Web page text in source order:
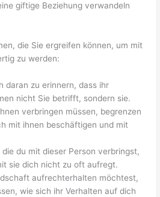
giftige Beziehung verwandeln
die Sie ergreifen können, um mit
zu werden:
daran zu erinnern, dass ihr
nicht Sie betrifft, sondern sie.
verbringen müssen, begrenzen
mit ihnen beschäftigen und mit
du mit dieser Person verbringst,
sie dich nicht zu oft aufregt.
aufrechterhalten möchtest,
wie sich ihr Verhalten auf dich